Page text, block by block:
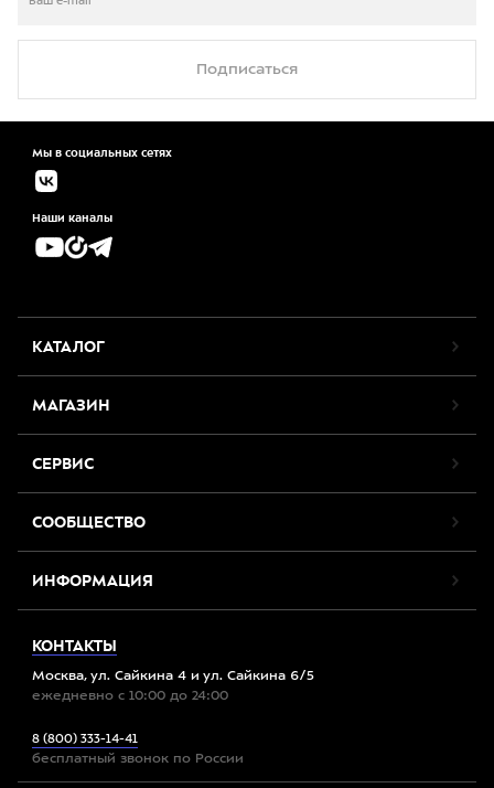
Подписаться
Мы в социальных сетях
Наши каналы
КАТАЛОГ
МАГАЗИН
СЕРВИС
СООБЩЕСТВО
ИНФОРМАЦИЯ
КОНТАКТЫ
Москва, ул. Сайкина 4 и ул. Сайкина 6/5
ежедневно с 10:00 до 24:00
8 (800) 333-14-41
бесплатный звонок по России